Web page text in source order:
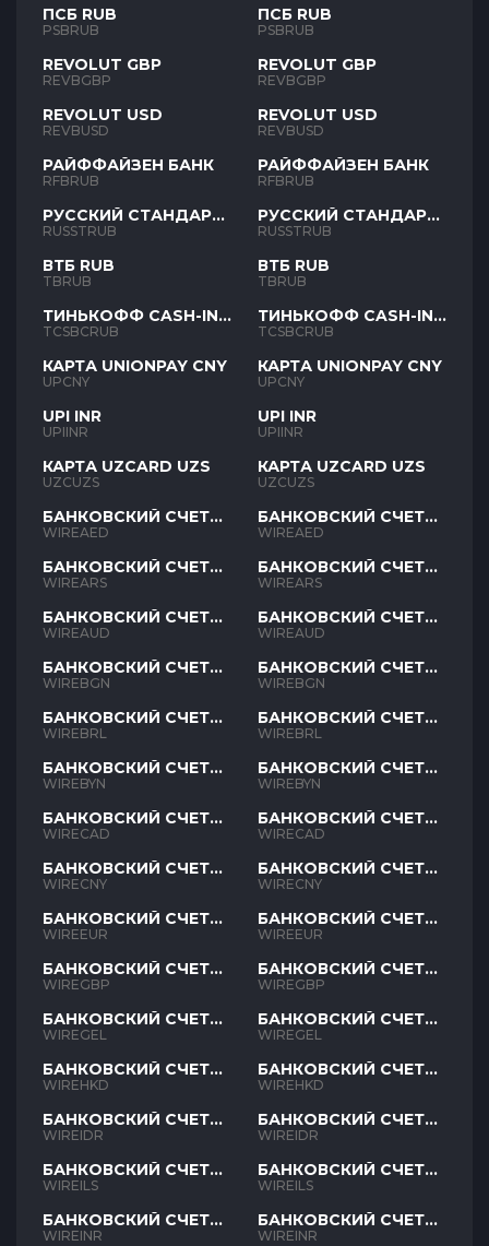
ПСБ RUB
PSBRUB
REVOLUT GBP
REVBGBP
REVOLUT USD
REVBUSD
РАЙФФАЙЗЕН БАНК
RFBRUB
РУССКИЙ СТАНДАРТ
RUB
RUSSTRUB
ВТБ RUB
TBRUB
ТИНЬКОФФ CASH-IN
RUB
TCSBCRUB
КАРТА UNIONPAY CNY
UPCNY
UPI INR
UPIINR
КАРТА UZCARD UZS
UZCUZS
БАНКОВСКИЙ СЧЕТ
AED
WIREAED
БАНКОВСКИЙ СЧЕТ
ARS
WIREARS
БАНКОВСКИЙ СЧЕТ
AUD
WIREAUD
БАНКОВСКИЙ СЧЕТ
BGN
WIREBGN
БАНКОВСКИЙ СЧЕТ
BRL
WIREBRL
БАНКОВСКИЙ СЧЕТ
BYN
WIREBYN
БАНКОВСКИЙ СЧЕТ
CAD
WIRECAD
БАНКОВСКИЙ СЧЕТ
CNY
WIRECNY
БАНКОВСКИЙ СЧЕТ
EUR
WIREEUR
БАНКОВСКИЙ СЧЕТ
GBP
WIREGBP
БАНКОВСКИЙ СЧЕТ
GEL
WIREGEL
БАНКОВСКИЙ СЧЕТ
HKD
WIREHKD
БАНКОВСКИЙ СЧЕТ
IDR
WIREIDR
БАНКОВСКИЙ СЧЕТ
ILS
WIREILS
БАНКОВСКИЙ СЧЕТ
INR
WIREINR
ПСБ RUB
PSBRUB
REVOLUT GBP
REVBGBP
REVOLUT USD
REVBUSD
РАЙФФАЙЗЕН БАНК
RFBRUB
РУССКИЙ СТАНДАРТ
RUB
RUSSTRUB
ВТБ RUB
TBRUB
ТИНЬКОФФ CASH-IN
RUB
TCSBCRUB
КАРТА UNIONPAY CNY
UPCNY
UPI INR
UPIINR
КАРТА UZCARD UZS
UZCUZS
БАНКОВСКИЙ СЧЕТ
AED
WIREAED
БАНКОВСКИЙ СЧЕТ
ARS
WIREARS
БАНКОВСКИЙ СЧЕТ
AUD
WIREAUD
БАНКОВСКИЙ СЧЕТ
BGN
WIREBGN
БАНКОВСКИЙ СЧЕТ
BRL
WIREBRL
БАНКОВСКИЙ СЧЕТ
BYN
WIREBYN
БАНКОВСКИЙ СЧЕТ
CAD
WIRECAD
БАНКОВСКИЙ СЧЕТ
CNY
WIRECNY
БАНКОВСКИЙ СЧЕТ
EUR
WIREEUR
БАНКОВСКИЙ СЧЕТ
GBP
WIREGBP
БАНКОВСКИЙ СЧЕТ
GEL
WIREGEL
БАНКОВСКИЙ СЧЕТ
HKD
WIREHKD
БАНКОВСКИЙ СЧЕТ
IDR
WIREIDR
БАНКОВСКИЙ СЧЕТ
ILS
WIREILS
БАНКОВСКИЙ СЧЕТ
INR
WIREINR